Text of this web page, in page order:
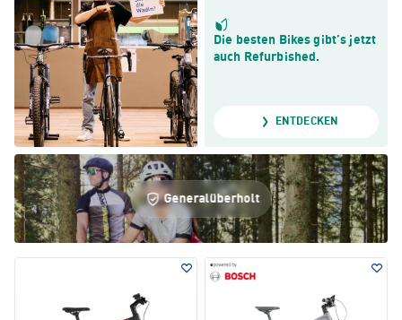
Die besten Bikes gibt’s jetzt
auch Refurbished.
ENTDECKEN
Generalüberholt